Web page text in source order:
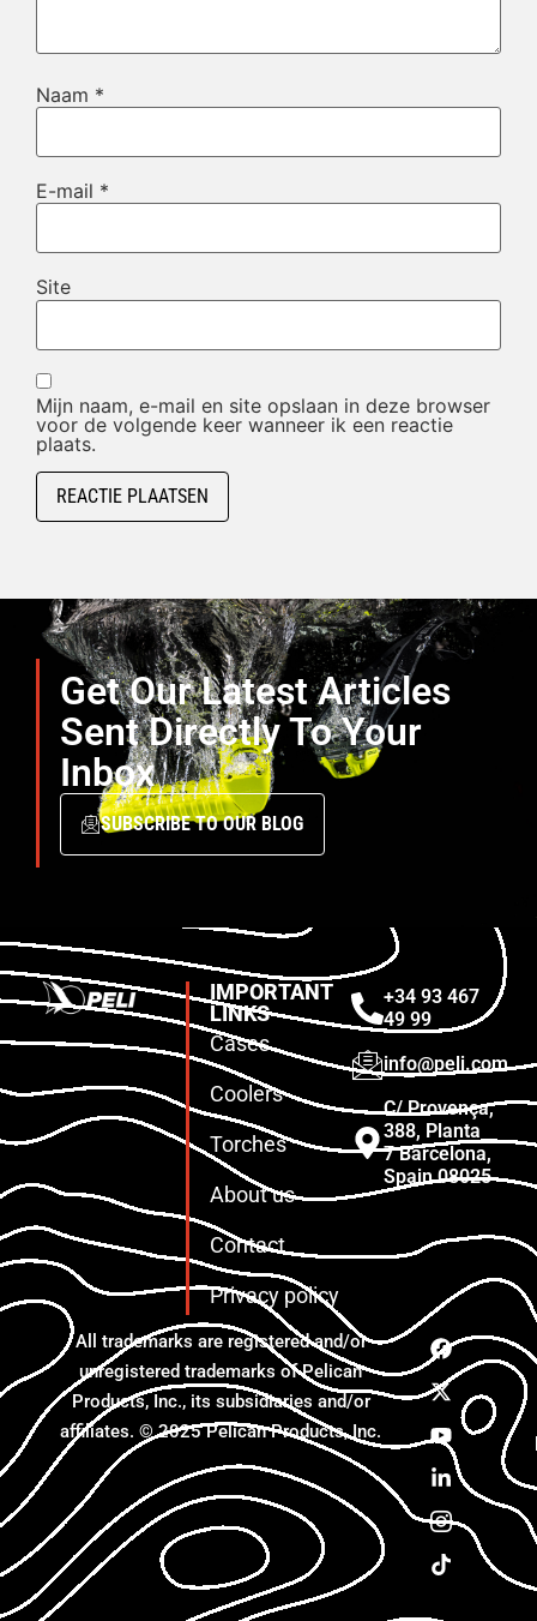
Naam *
E-mail *
Site
Mijn naam, e-mail en site opslaan in deze browser
voor de volgende keer wanneer ik een reactie
plaats.
Get Our Latest Articles
Sent Directly To Your
Inbox
SUBSCRIBE TO OUR BLOG
IMPORTANT
LINKS
Cases
Coolers
Torches
About us
Contact
Privacy policy
+34 93 467
49 99
info@peli.com
C/ Provença,
388, Planta
7 Barcelona,
Spain 08025
All trademarks are registered and/or
unregistered trademarks of Pelican
Products, Inc., its subsidiaries and/or
affiliates. © 2025 Pelican Products, Inc.